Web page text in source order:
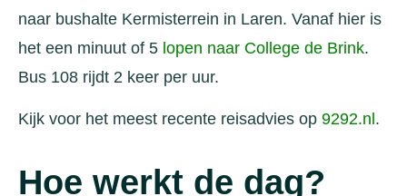
naar bushalte Kermisterrein in Laren. Vanaf hier is
het een minuut of 5 lopen naar College de Brink.
Bus 108 rijdt 2 keer per uur.
Kijk voor het meest recente reisadvies op 9292.nl .
Hoe werkt de dag?